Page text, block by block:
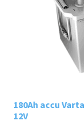
180Ah accu
12V